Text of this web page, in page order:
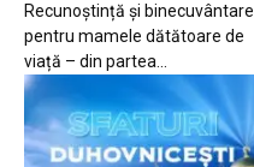
Recunoștință și binecuvântare
pentru mamele dătătoare de
viață – din partea...